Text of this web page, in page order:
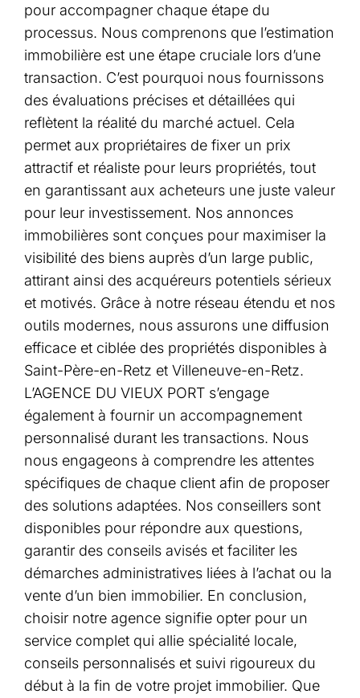
pour accompagner chaque étape du
processus. Nous comprenons que l’estimation
immobilière est une étape cruciale lors d’une
transaction. C’est pourquoi nous fournissons
des évaluations précises et détaillées qui
reflètent la réalité du marché actuel. Cela
permet aux propriétaires de fixer un prix
attractif et réaliste pour leurs propriétés, tout
en garantissant aux acheteurs une juste valeur
pour leur investissement. Nos annonces
immobilières sont conçues pour maximiser la
visibilité des biens auprès d’un large public,
attirant ainsi des acquéreurs potentiels sérieux
et motivés. Grâce à notre réseau étendu et nos
outils modernes, nous assurons une diffusion
efficace et ciblée des propriétés disponibles à
Saint-Père-en-Retz et Villeneuve-en-Retz.
L’AGENCE DU VIEUX PORT s’engage
également à fournir un accompagnement
personnalisé durant les transactions. Nous
nous engageons à comprendre les attentes
spécifiques de chaque client afin de proposer
des solutions adaptées. Nos conseillers sont
disponibles pour répondre aux questions,
garantir des conseils avisés et faciliter les
démarches administratives liées à l’achat ou la
vente d’un bien immobilier. En conclusion,
choisir notre agence signifie opter pour un
service complet qui allie spécialité locale,
conseils personnalisés et suivi rigoureux du
début à la fin de votre projet immobilier. Que